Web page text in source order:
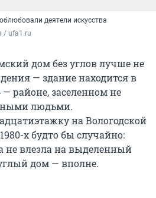
деятели искусства
/ ufa1.ru
дом без углов лучше не
— здание находится в
районе, заселенном не
людьми.
на Вологодской
х будто бы случайно:
не влезла на выделенный
дом — вполне.